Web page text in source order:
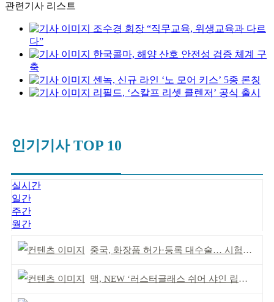
관련기사 리스트
조수경 회장 “직무교육, 위생교육과 다르
다”
한국콜마, 해양 산호 안전성 검증 체계 구
축
센녹, 신규 라인 ‘노 모어 키스’ 5종 론칭
리필드, ‘스칼프 리셋 클렌저’ 공식 출시
인기기사 TOP 10
실시간
일간
주간
월간
중국, 화장품 허가·등록 대수술… 시험자료 공용 허용
맥, NEW ‘러스터글래스 쉬어 샤인 립스틱’ 출시